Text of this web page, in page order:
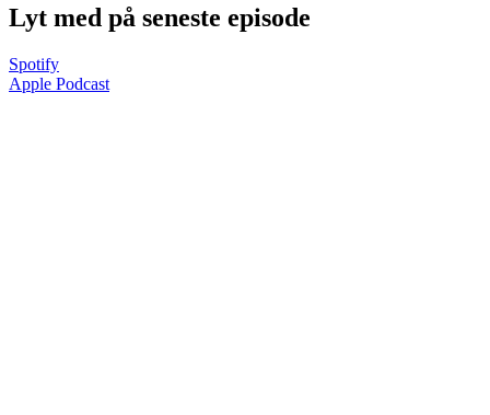
Lyt med på seneste episode
Spotify
Apple Podcast